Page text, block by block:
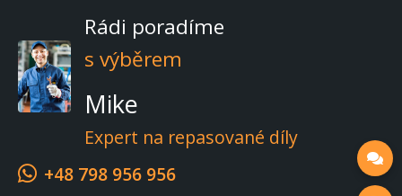
Rádi poradíme
s výběrem
Mike
Expert na repasované díly
+48 798 956 956